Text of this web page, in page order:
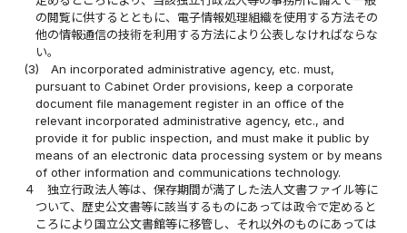
の閲覧に供するとともに、電子情報処理組織を使用する方法その
他の情報通信の技術を利用する方法により公表しなければならな
い。
(3)
An incorporated administrative agency, etc. must,
pursuant to Cabinet Order provisions, keep a corporate
document file management register in an office of the
relevant incorporated administrative agency, etc., and
provide it for public inspection, and must make it public by
means of an electronic data processing system or by means
of other information and communications technology.
４
独立行政法人等は、保存期間が満了した法人文書ファイル等に
ついて、歴史公文書等に該当するものにあっては政令で定めると
ころにより国立公文書館等に移管し、それ以外のものにあっては